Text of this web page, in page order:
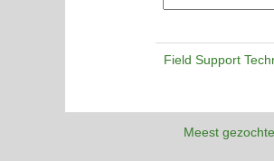
Field Support
Meest